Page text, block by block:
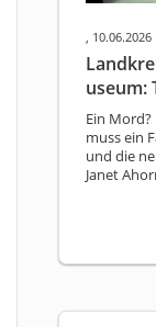
, 10.06.2026
useum:
Ein
muss ein
und die
Janet